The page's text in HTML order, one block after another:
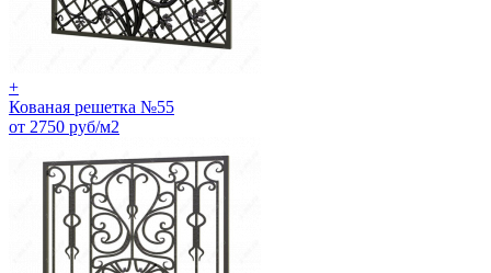
+
Кованая решетка №55
от 2750 руб/м2